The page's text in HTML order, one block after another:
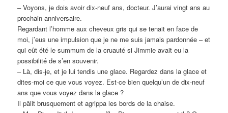
– Voyons, je dois avoir dix-neuf ans, docteur. J’aurai vingt ans au
prochain anniversaire.
Regardant l’homme aux cheveux gris qui se tenait en face de
moi, j’eus une impulsion que je ne me suis jamais pardonnée – et
qui eût été le summum de la cruauté si Jimmie avait eu la
possibilité de s’en souvenir.
– Là, dis-je, et je lui tendis une glace. Regardez dans la glace et
dites-moi ce que vous voyez. Est-ce bien quelqu’un de dix-neuf
ans que vous voyez dans la glace ?
Il pâlit brusquement et agrippa les bords de la chaise.